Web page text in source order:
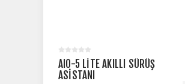
AIO-5 LITE AKILLI SÜRÜŞ
ASISTANI